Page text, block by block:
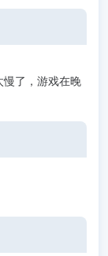
了，游戏在晚